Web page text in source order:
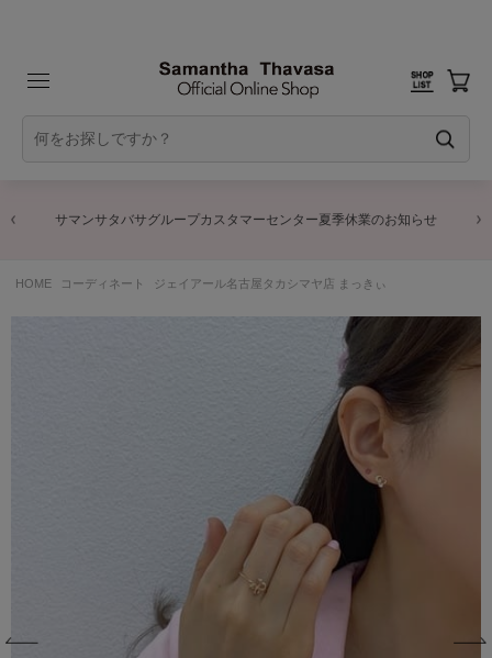
サマンサタバサグループカスタマーセンター夏季休業のお知らせ
HOME コーディネート ジェイアール名古屋タカシマヤ店 まっきぃ